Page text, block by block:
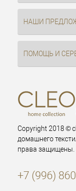
НАШИ
ПОМОЩЬ И
Copyright 2018 ©
домашнего
права защищены.
+7 (996)